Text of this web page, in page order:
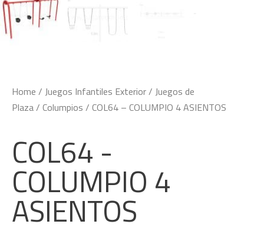
Home / Juegos Infantiles Exterior/ Juegos de
Plaza/ Columpios / COL64 – COLUMPIO 4 ASIENTOS
COL64 -
COLUMPIO 4
ASIENTOS